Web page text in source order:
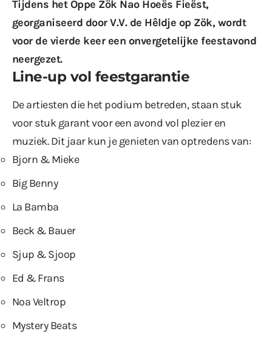
Tijdens het Oppe Zök Nao Hoeës Fieëst,
georganiseerd door V.V. de Hêldje op Zök, wordt
voor de vierde keer een onvergetelijke feestavond
neergezet.
Line-up vol feestgarantie
De artiesten die het podium betreden, staan stuk
voor stuk garant voor een avond vol plezier en
muziek. Dit jaar kun je genieten van optredens van:
Bjorn & Mieke
Big Benny
La Bamba
Beck & Bauer
Sjup & Sjoop
Ed & Frans
Noa Veltrop
Mystery Beats